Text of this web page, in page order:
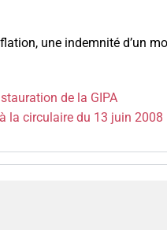
une indemnité d’un
de la GIPA
la circulaire du 13 juin 2008